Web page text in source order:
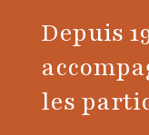
Depuis
les